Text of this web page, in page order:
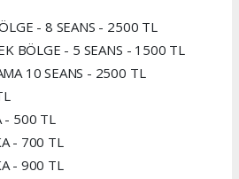
- 8 SEANS - 2500 TL
BÖLGE - 5 SEANS - 1500 TL
10 SEANS - 2500 TL
- 500 TL
- 700 TL
- 900 TL